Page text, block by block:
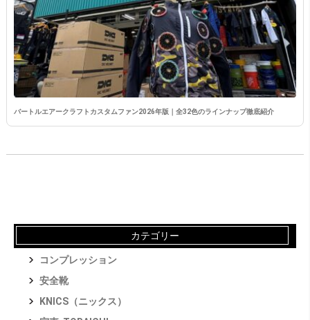
バートルエアークラフトカスタムファン2026年版｜全32色のラインナップ徹底紹介
カテゴリー
コンプレッション
安全靴
KNICS（ニックス）